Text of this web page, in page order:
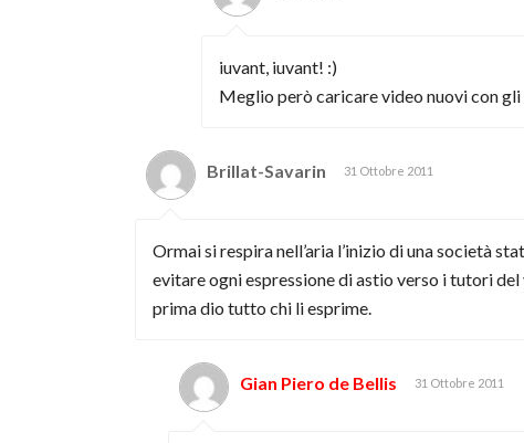
iuvant, iuvant! :)
Meglio però caricare video nuovi con
Brillat-Savarin 31 Ottobre 2011
Ormai si respira nell’aria l’inizio di una società
evitare ogni espressione di astio verso i tutori
prima dio tutto chi li esprime.
Gian Piero de Bellis 31 Ottobre 2011